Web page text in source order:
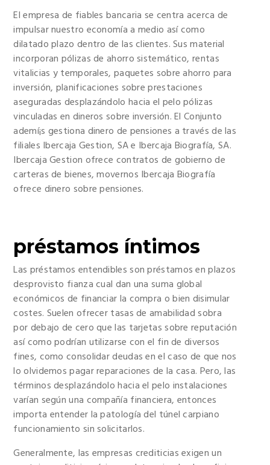
El empresa de fiables bancaria se centra acerca de
impulsar nuestro economía a medio así­ como
dilatado plazo dentro de las clientes. Sus material
incorporan pólizas de ahorro sistemático, rentas
vitalicias y temporales, paquetes sobre ahorro para
inversión, planificaciones sobre prestaciones
aseguradas desplazándolo hacia el pelo pólizas
vinculadas en dineros sobre inversión. El Conjunto
ademí¡s gestiona dinero de pensiones a través de las
filiales Ibercaja Gestion, SA e Ibercaja Biografía, SA.
Ibercaja Gestion ofrece contratos de gobierno de
carteras de bienes, movernos Ibercaja Biografía
ofrece dinero sobre pensiones.
préstamos íntimos
Las préstamos entendibles son préstamos en plazos
desprovisto fianza cual dan una suma global
económicos de financiar la compra o bien disimular
costes. Suelen ofrecer tasas de amabilidad sobra
por debajo de cero que las tarjetas sobre reputación
así­ como podrían utilizarse con el fin de diversos
fines, como consolidar deudas en el caso de que nos
lo olvidemos pagar reparaciones de la casa. Pero, las
términos desplazándolo hacia el pelo instalaciones
varían según una compañía financiera, entonces
importa entender la patologí­a del túnel carpiano
funcionamiento sin solicitarlos.
Generalmente, las empresas crediticias exigen un